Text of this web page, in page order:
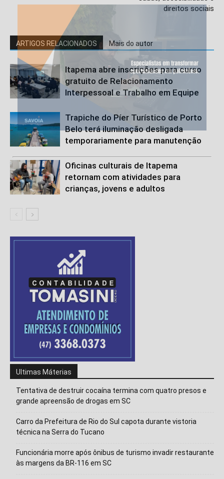
direitos sociais
ARTIGOS RELACIONADOS Mais do autor
Itapema abre inscrições para curso
gratuito de Relacionamento
Interpessoal e Trabalho em Equipe
Trapiche do Píer Turístico de Porto
Belo terá iluminação desligada
temporariamente para manutenção
Oficinas culturais de Itapema
retornam com atividades para
crianças, jovens e adultos
Ultimas Máterias
Tentativa de destruir cocaína termina com quatro presos e
grande apreensão de drogas em SC
Carro da Prefeitura de Rio do Sul capota durante vistoria
técnica na Serra do Tucano
Funcionária morre após ônibus de turismo invadir restaurante
às margens da BR-116 em SC
Isso vai fechar em